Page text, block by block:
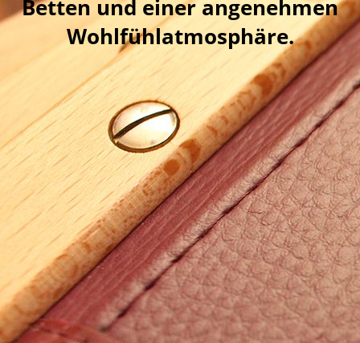
Betten und einer angenehmen
Wohlfühlatmosphäre.